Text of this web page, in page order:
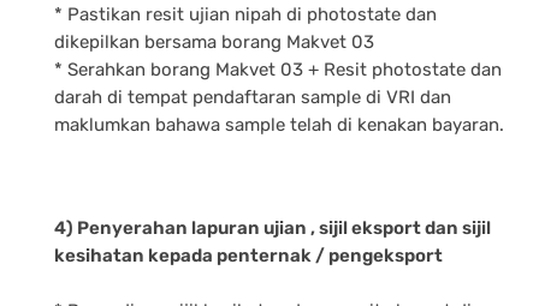
* Pastikan resit ujian nipah di photostate dan
dikepilkan bersama borang Makvet 03
* Serahkan borang Makvet 03 + Resit photostate dan
darah di tempat pendaftaran sample di VRI dan
maklumkan bahawa sample telah di kenakan bayaran.
4) Penyerahan lapuran ujian , sijil eksport dan sijil
kesihatan kepada penternak / pengeksport